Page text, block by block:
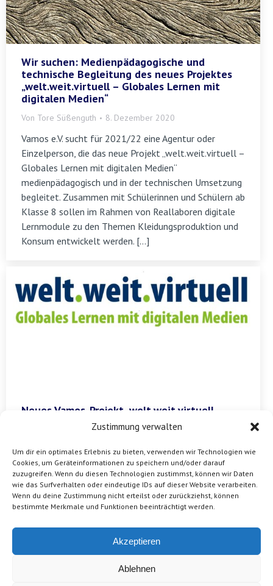
Zustimmung verwalten
Um dir ein optimales Erlebnis zu bieten, verwenden wir Technologien wie
Cookies, um Geräteinformationen zu speichern und/oder darauf
zuzugreifen. Wenn du diesen Technologien zustimmst, können wir Daten
wie das Surfverhalten oder eindeutige IDs auf dieser Website verarbeiten.
Wenn du deine Zustimmung nicht erteilst oder zurückziehst, können
bestimmte Merkmale und Funktionen beeinträchtigt werden.
Akzeptieren
Ablehnen
Wir suchen: Medienpädagogische und
technische Begleitung des neues Projektes
„welt.weit.virtuell – Globales Lernen mit
digitalen Medien“
Von Tore Süßenguth 8. Dezember 2020
Vamos e.V. sucht für 2021/22 eine Agentur oder
Einzelperson, die das neue Projekt „welt.weit.virtuell –
Globales Lernen mit digitalen Medien“
medienpädagogisch und in der technischen Umsetzung
begleitet. Zusammen mit Schülerinnen und Schülern ab
Klasse 8 sollen im Rahmen von Reallaboren digitale
Lernmodule zu den Themen Kleidungsproduktion und
Konsum entwickelt werden. […]
Neues Vamos-Projekt „welt.weit.virtuell –
Globales Lernen mit digitalen Medien“
VonPraktikant:in 26. November 2020
Seit November befassen wir uns in neuen Projekt
„welt.weit.virtuell – Globales Lernen mit digitalen
Medien (WWV)“ mit der Frage, wie sich Jugendliche im